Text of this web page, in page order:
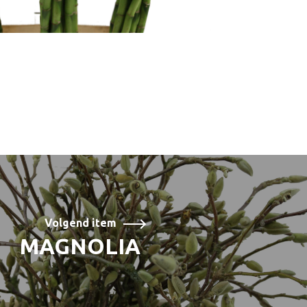
Volgend item
MAGNOLIA